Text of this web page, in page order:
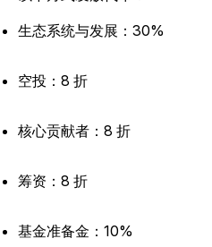
生态系统与发展：30%
空投：8 折
核心贡献者：8 折
筹资：8 折
基金准备金：10%